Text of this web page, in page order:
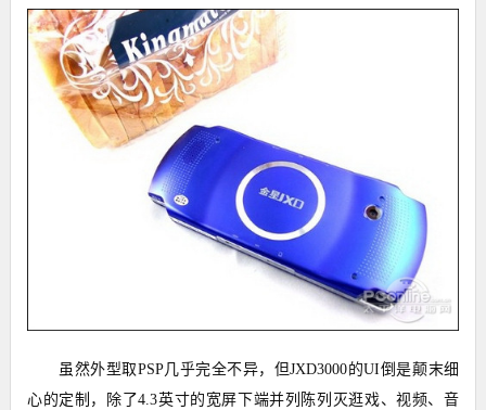
虽然外型取PSP几乎完全不异，但JXD3000的UI倒是颠末细
心的定制，除了4.3英寸的宽屏下端并列陈列灭逛戏、视频、音